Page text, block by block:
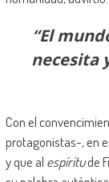
“El
necesita
Con el
protagonistas-, en
y que al espíritude